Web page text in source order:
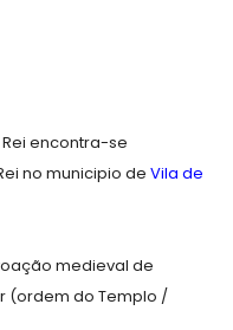
encontra-se
no municipio de Vila de
medieval de
(ordem do Templo /